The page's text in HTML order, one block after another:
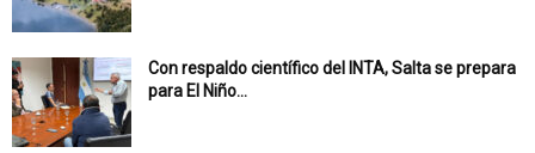
Con respaldo científico del INTA, Salta se prepara
para El Niño...